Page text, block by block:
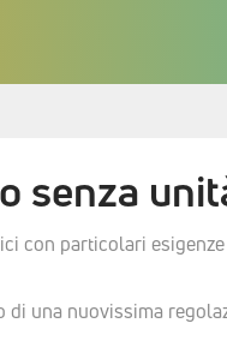
senza
con particolari
una nuovissima